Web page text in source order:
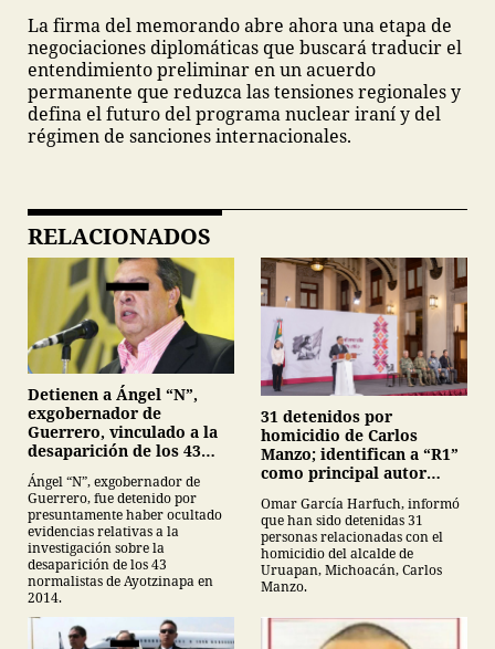
La firma del memorando abre ahora una etapa de
negociaciones diplomáticas que buscará traducir el
entendimiento preliminar en un acuerdo
permanente que reduzca las tensiones regionales y
defina el futuro del programa nuclear iraní y del
régimen de sanciones internacionales.
RELACIONADOS
Detienen a Ángel “N”,
exgobernador de
Guerrero, vinculado a la
desaparición de los 43
normalistas de
Ayotzinapa
Ángel “N”, exgobernador de
Guerrero, fue detenido por
presuntamente haber ocultado
evidencias relativas a la
investigación sobre la
desaparición de los 43
normalistas de Ayotzinapa en
2014.
31 detenidos por
homicidio de Carlos
Manzo; identifican a “R1”
como principal autor
Omar García Harfuch, informó
que han sido detenidas 31
personas relacionadas con el
homicidio del alcalde de
Uruapan, Michoacán, Carlos
Manzo.